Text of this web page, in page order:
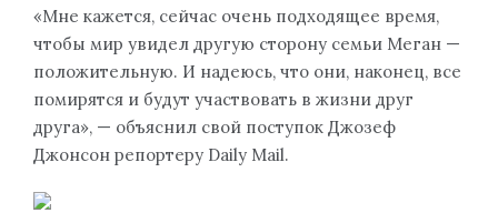
«Мне кажется, сейчас очень подходящее время,
чтобы мир увидел другую сторону семьи Меган —
положительную. И надеюсь, что они, наконец, все
помирятся и будут участвовать в жизни друг
друга», — объяснил свой поступок Джозеф
Джонсон репортеру Daily Mail.